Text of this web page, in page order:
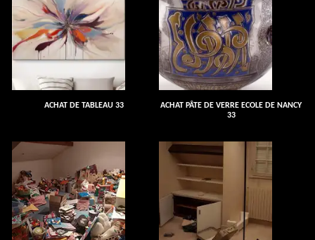
ACHAT DE TABLEAU 33
ACHAT PÂTE DE VERRE ECOLE DE NANCY
33